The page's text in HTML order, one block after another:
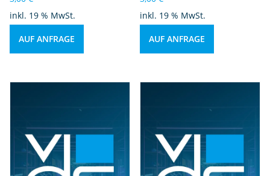
inkl. 19 % MwSt.
AUF ANFRAGE
inkl. 19 % MwSt.
AUF ANFRAGE